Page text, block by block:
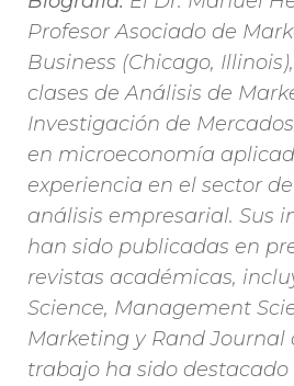
Profesor Asociado de
Business (Chicago,
clases de Análisis de
Investigación de
en microeconomía
experiencia en el sector
análisis empresarial. Sus
han sido publicadas en
revistas académicas,
Science, Management
Marketing y Rand Journal
trabajo ha sido destacado